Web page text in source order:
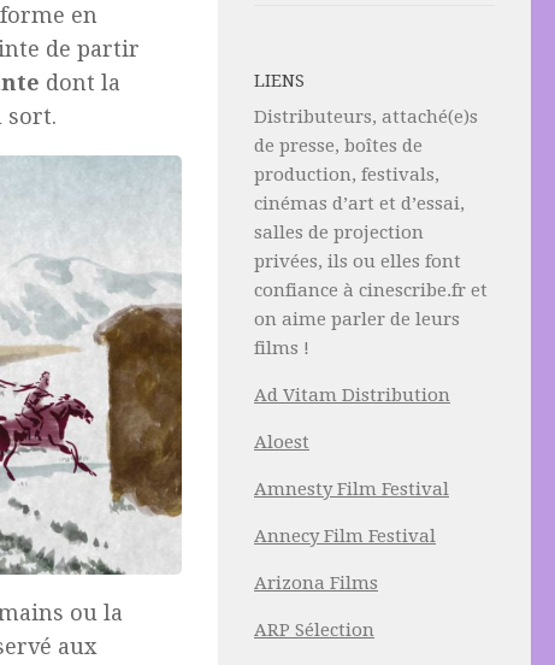
en
de partir
dont la
sort.
ou la
aux
LIENS
Distributeurs, attaché(e)s
de presse, boîtes de
production, festivals,
cinémas d’art et d’essai,
salles de projection
privées, ils ou elles font
confiance à cinescribe.fr et
on aime parler de leurs
films !
Ad Vitam Distribution
Aloest
Amnesty Film Festival
Annecy Film Festival
Arizona Films
ARP Sélection